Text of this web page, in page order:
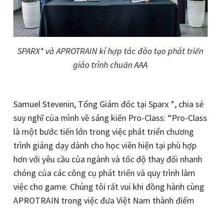
SPARX* và APROTRAIN kí hợp tác đào tạo phát triển
giáo trình chuẩn AAA
Samuel Stevenin, Tổng Giám đốc tại Sparx *, chia sẻ
suy nghĩ của mình về sáng kiến ​​Pro-Class: “Pro-Class
là một bước tiến lớn trong việc phát triển chương
trình giảng dạy dành cho học viên hiện tại phù hợp
hơn với yêu cầu của ngành và tốc độ thay đổi nhanh
chóng của các công cụ phát triển và quy trình làm
việc cho game. Chúng tôi rất vui khi đồng hành cùng
APROTRAIN trong việc đưa Việt Nam thành điểm